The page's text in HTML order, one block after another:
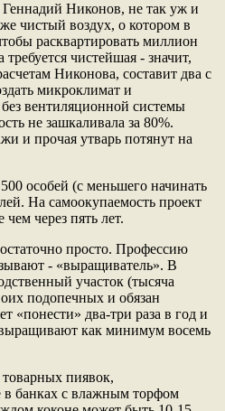
Никонов, не так уж и
чистый воздух, о котором в
расквартировать миллион
чистейшая - значит,
Никонова, составит два с
микроклимат и
вентиляционной системы
не зашкаливала за 80%.
и прочая утварь потянут на
особей (с меньшего начинать
На самоокупаемость проект
через пять лет.
просто. Профессию
- «выращиватель». В
участок (тысяча
подопечных и обязан
«понести» два-три раза в год и
как минимум восемь
пиявок,
в банках с влажным торфом